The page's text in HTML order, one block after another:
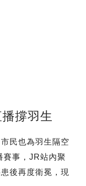
撐羽生
民也為羽生隔空
賽事，JR站內聚
後再度衛冕，現